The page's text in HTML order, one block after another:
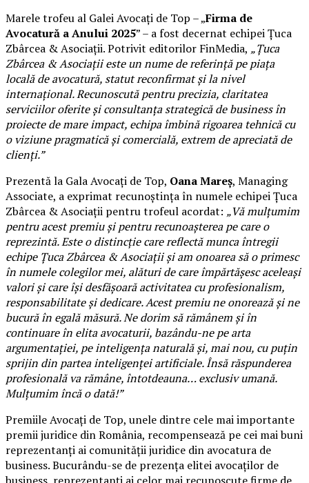
Marele trofeu al Galei Avocați de Top – „Firma de
Avocatură a Anului 2025” – a fost decernat echipei Țuca
Zbârcea & Asociații. Potrivit editorilor FinMedia, „Țuca
Zbârcea & Asociații este un nume de referință pe piața
locală de avocatură, statut reconfirmat și la nivel
internațional. Recunoscută pentru precizia, claritatea
serviciilor oferite și consultanța strategică de business în
proiecte de mare impact, echipa îmbină rigoarea tehnică cu
o viziune pragmatică și comercială, extrem de apreciată de
clienți.”
Prezentă la Gala Avocați de Top, Oana Mareș, Managing
Associate, a exprimat recunoștința în numele echipei Țuca
Zbârcea & Asociații pentru trofeul acordat: „Vă mulțumim
pentru acest premiu și pentru recunoașterea pe care o
reprezintă. Este o distincție care reflectă munca întregii
echipe Țuca Zbârcea & Asociații și am onoarea să o primesc
în numele colegilor mei, alături de care împărtășesc aceleași
valori și care își desfășoară activitatea cu profesionalism,
responsabilitate și dedicare. Acest premiu ne onorează și ne
bucură în egală măsură. Ne dorim să rămânem și în
continuare în elita avocaturii, bazându-ne pe arta
argumentației, pe inteligența naturală și, mai nou, cu puțin
sprijin din partea inteligenței artificiale. Însă răspunderea
profesională va rămâne, întotdeauna… exclusiv umană.
Mulțumim încă o dată!”
Premiile Avocați de Top, unele dintre cele mai importante
premii juridice din România, recompensează pe cei mai buni
reprezentanți ai comunității juridice din avocatura de
business. Bucurându-se de prezența elitei avocaților de
business, reprezentanți ai celor mai recunoscute firme de